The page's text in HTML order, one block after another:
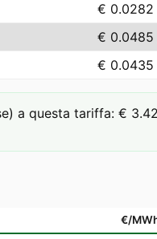
€ 0.0282
€ 0.0485
€ 0.0435
a questa tariffa: €
€/